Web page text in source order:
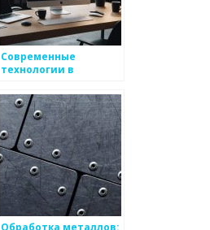
Современные
технологии в
металлоизделий
Обработка металлов: